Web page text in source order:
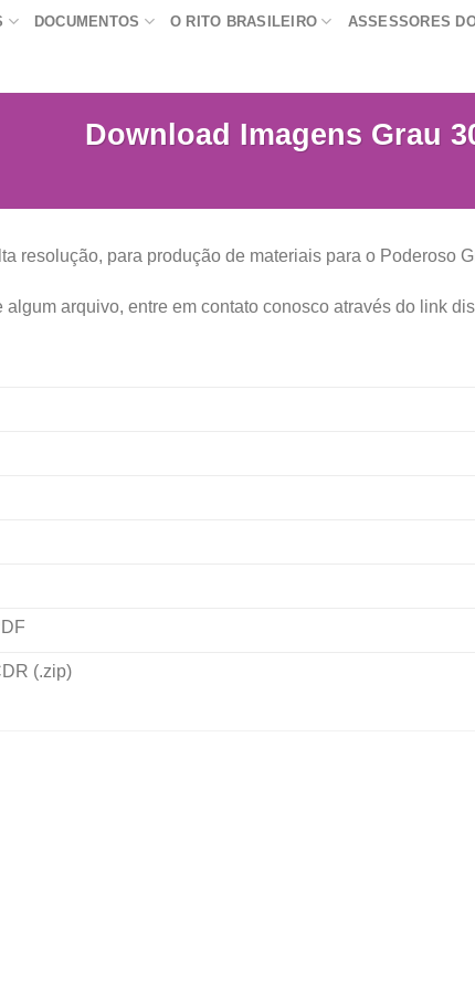
DOCUMENTOS O RITO BRASILEIRO ASSESSORES
Download Imagens Grau
resolução, para produção de materiais para o Poderoso
arquivo, entre em contato conosco através do link
(.zip)